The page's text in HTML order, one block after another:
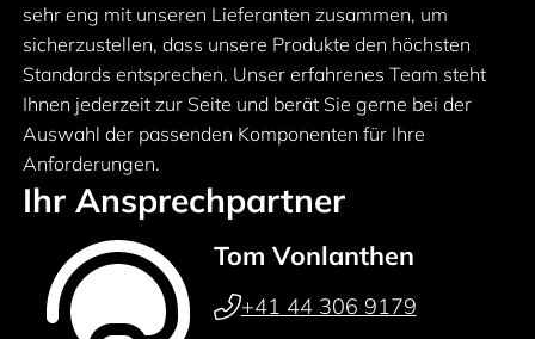
sehr eng mit unseren Lieferanten zusammen, um
sicherzustellen, dass unsere Produkte den höchsten
Standards entsprechen. Unser erfahrenes Team steht
Ihnen jederzeit zur Seite und berät Sie gerne bei der
Auswahl der passenden Komponenten für Ihre
Anforderungen.
Ihr Ansprechpartner
Tom Vonlanthen
+41 44 306 9179